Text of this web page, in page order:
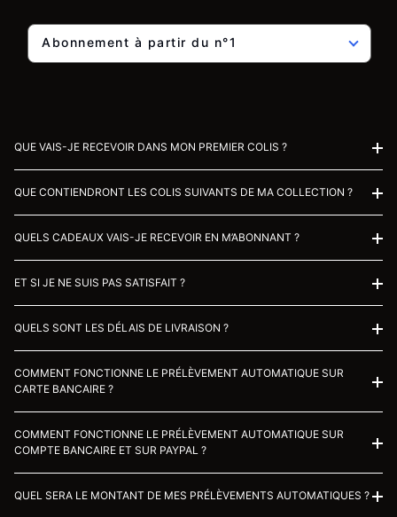
Abonnement à partir du n°1
QUE VAIS-JE RECEVOIR DANS MON PREMIER COLIS ?
QUE CONTIENDRONT LES COLIS SUIVANTS DE MA COLLECTION ?
QUELS CADEAUX VAIS-JE RECEVOIR EN M’ABONNANT ?
ET SI JE NE SUIS PAS SATISFAIT ?
QUELS SONT LES DÉLAIS DE LIVRAISON ?
COMMENT FONCTIONNE LE PRÉLÈVEMENT AUTOMATIQUE SUR
CARTE BANCAIRE ?
COMMENT FONCTIONNE LE PRÉLÈVEMENT AUTOMATIQUE SUR
COMPTE BANCAIRE ET SUR PAYPAL ?
QUEL SERA LE MONTANT DE MES PRÉLÈVEMENTS AUTOMATIQUES ?